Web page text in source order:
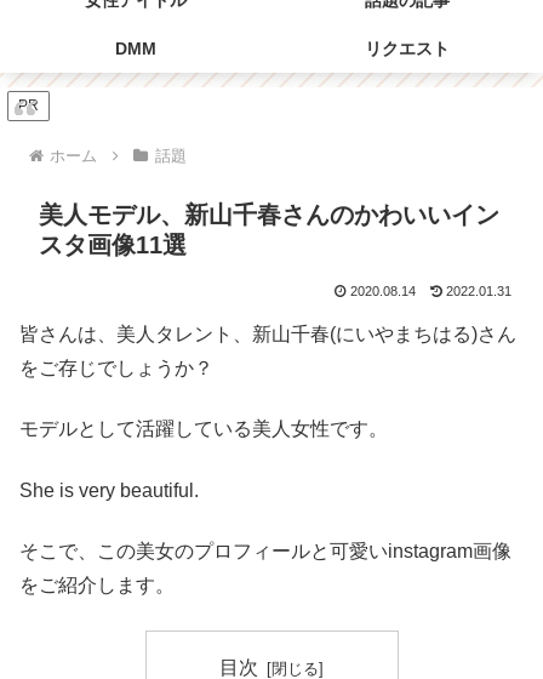
DMM リクエスト
PR
ホーム 話題
美人モデル、新山千春さんのかわいいイン
スタ画像11選
2020.08.14 2022.01.31
皆さんは、美人タレント、新山千春(にいやまちはる)さん
をご存じでしょうか？
モデルとして活躍している美人女性です。
She is very beautiful.
そこで、この美女のプロフィールと可愛いinstagram画像
をご紹介します。
目次